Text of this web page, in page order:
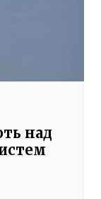
над